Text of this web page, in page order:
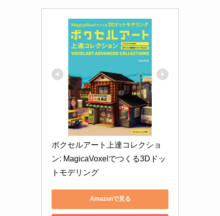
ボクセルアート上達コレクショ
ン: MagicaVoxelでつくる3Dドッ
トモデリング
Amazonで見る